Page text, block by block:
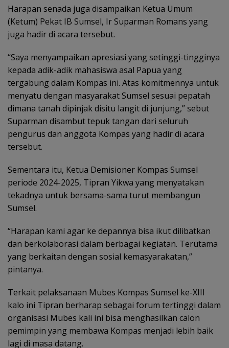
Harapan senada juga disampaikan Ketua Umum
(Ketum) Pekat IB Sumsel, Ir Suparman Romans yang
juga hadir di acara tersebut.
“Saya menyampaikan apresiasi yang setinggi-tingginya
kepada adik-adik mahasiswa asal Papua yang
tergabung dalam Kompas ini. Atas komitmennya untuk
menyatu dengan masyarakat Sumsel sesuai pepatah
dimana tanah dipinjak disitu langit di junjung,” sebut
Suparman disambut tepuk tangan dari seluruh
pengurus dan anggota Kompas yang hadir di acara
tersebut.
Sementara itu, Ketua Demisioner Kompas Sumsel
periode 2024-2025, Tipran Yikwa yang menyatakan
tekadnya untuk bersama-sama turut membangun
Sumsel.
“Harapan kami agar ke depannya bisa ikut dilibatkan
dan berkolaborasi dalam berbagai kegiatan. Terutama
yang berkaitan dengan sosial kemasyarakatan,”
pintanya.
Terkait pelaksanaan Mubes Kompas Sumsel ke-XIII
kalo ini Tipran berharap sebagai forum tertinggi dalam
organisasi Mubes kali ini bisa menghasilkan calon
pemimpin yang membawa Kompas menjadi lebih baik
lagi di masa datang.